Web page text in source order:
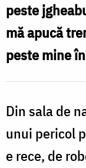
peste
mă apucă
peste mine
Din sala de
unui pericol
e rece, de